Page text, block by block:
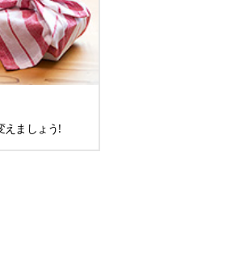
えましょう!